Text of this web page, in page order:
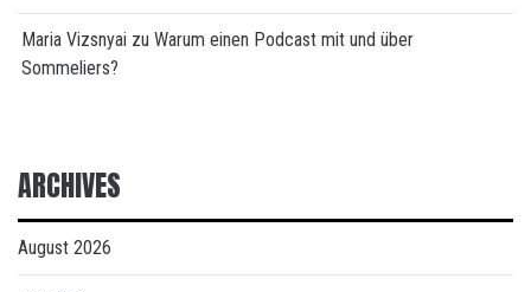
Maria Vizsnyai zu Warum einen Podcast mit und über
Sommeliers?
ARCHIVES
August 2026